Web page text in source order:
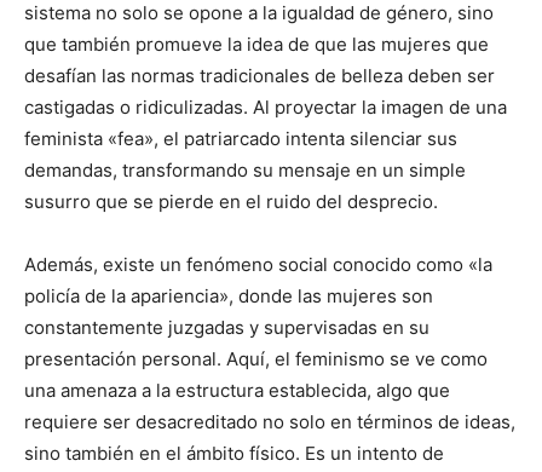
sistema no solo se opone a la igualdad de género, sino
que también promueve la idea de que las mujeres que
desafían las normas tradicionales de belleza deben ser
castigadas o ridiculizadas. Al proyectar la imagen de una
feminista «fea», el patriarcado intenta silenciar sus
demandas, transformando su mensaje en un simple
susurro que se pierde en el ruido del desprecio.
Además, existe un fenómeno social conocido como «la
policía de la apariencia», donde las mujeres son
constantemente juzgadas y supervisadas en su
presentación personal. Aquí, el feminismo se ve como
una amenaza a la estructura establecida, algo que
requiere ser desacreditado no solo en términos de ideas,
sino también en el ámbito físico. Es un intento de